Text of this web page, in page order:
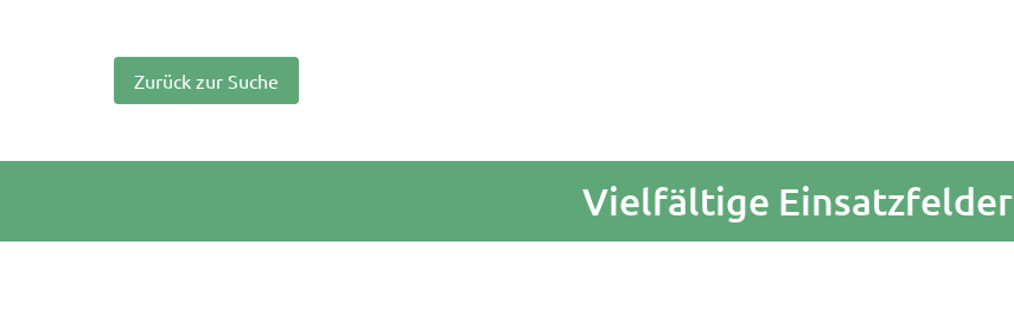
Zurück zur Suche
Vielfältige Einsatzfelder